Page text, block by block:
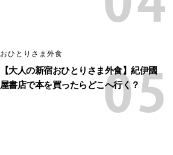
おひとりさま外食
【大人の新宿おひとりさま外食】紀伊國
屋書店で本を買ったらどこへ行く？